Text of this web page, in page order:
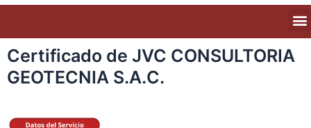
Certificado de JVC CONSULTORIA
GEOTECNIA S.A.C.